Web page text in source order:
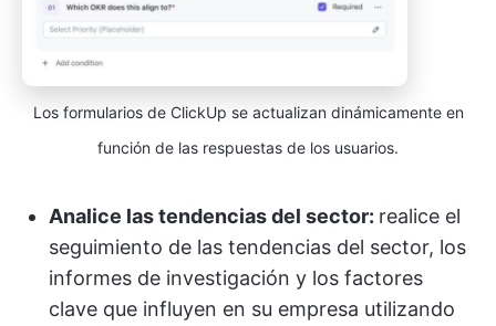
Los formularios de ClickUp se actualizan dinámicamente en
función de las respuestas de los usuarios.
Analice las tendencias del sector: realice el
seguimiento de las tendencias del sector, los
informes de investigación y los factores
clave que influyen en su empresa utilizando